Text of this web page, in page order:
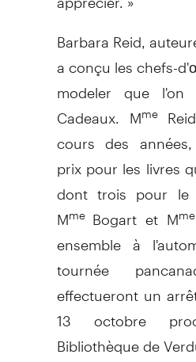
Barbara Reid,
a conçu les chefs-
modeler que l'on
Cadeaux. Mme
cours des
prix pour les livres
dont trois pour le
Mme Bogart et Mme
ensemble à
tournée
effectueront un
13 octobre
Bibliothèque de